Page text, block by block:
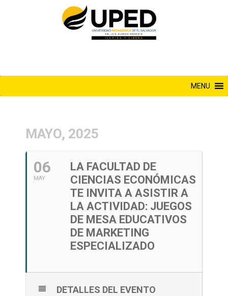
MENU
MAYO, 2025
06
MAY
LA FACULTAD DE
CIENCIAS ECONÓMICAS
TE INVITA A ASISTIR A
LA ACTIVIDAD: JUEGOS
DE MESA EDUCATIVOS
DE MARKETING
ESPECIALIZADO
DETALLES DEL EVENTO